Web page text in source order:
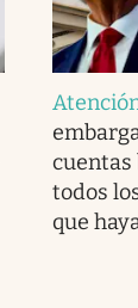
cuentas
todos
que